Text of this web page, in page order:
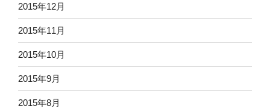
2015年12月
2015年11月
2015年10月
2015年9月
2015年8月